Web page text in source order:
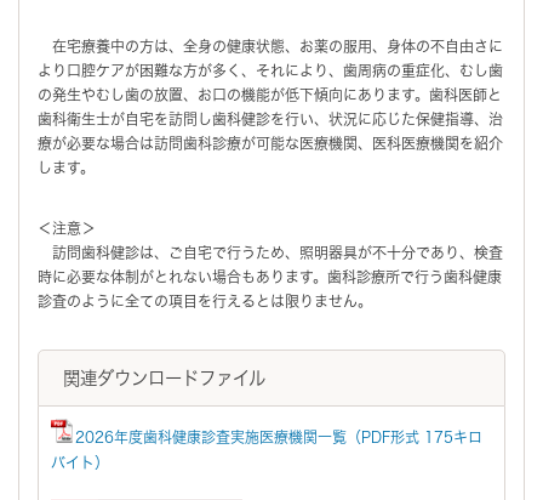
在宅療養中の方は、全身の健康状態、お薬の服用、身体の不自由さに
より口腔ケアが困難な方が多く、それにより、歯周病の重症化、むし歯
の発生やむし歯の放置、お口の機能が低下傾向にあります。歯科医師と
歯科衛生士が自宅を訪問し歯科健診を行い、状況に応じた保健指導、治
療が必要な場合は訪問歯科診療が可能な医療機関、医科医療機関を紹介
します。
＜注意＞
訪問歯科健診は、ご自宅で行うため、照明器具が不十分であり、検査
時に必要な体制がとれない場合もあります。歯科診療所で行う歯科健康
診査のように全ての項目を行えるとは限りません。
関連ダウンロードファイル
2026年度歯科健康診査実施医療機関一覧（PDF形式 175キロ
バイト）